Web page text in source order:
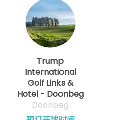
Trump
International
Golf Links &
Hotel - Doonbeg
Doonbeg